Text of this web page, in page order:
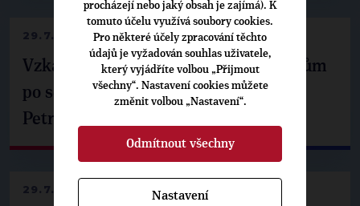
29.7.2026
Vzkaz Matěje Ondřeje Havla příznivcům
po setkání s prezidentem republiky
Petrem Pavlem
29.7.2026
procházejí nebo jaký obsah je zajímá). K
tomuto účelu využívá soubory cookies.
Pro některé účely zpracování těchto
údajů je vyžadován souhlas uživatele,
který vyjádříte volbou „Přijmout
všechny“. Nastavení cookies můžete
změnit volbou „Nastavení“.
Odmítnout všechny
Nastavení